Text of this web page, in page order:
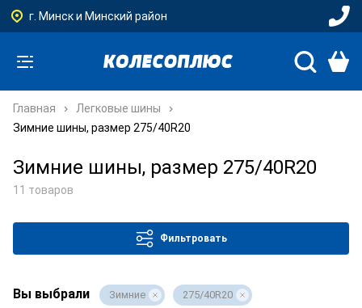
г. Минск и Минский район
Главная
Легковые шины
Зимние шины, размер 275/40R20
Зимние шины, размер 275/40R20
11 товаров
Фильтровать
Вы выбрали Зимние 275/40R20